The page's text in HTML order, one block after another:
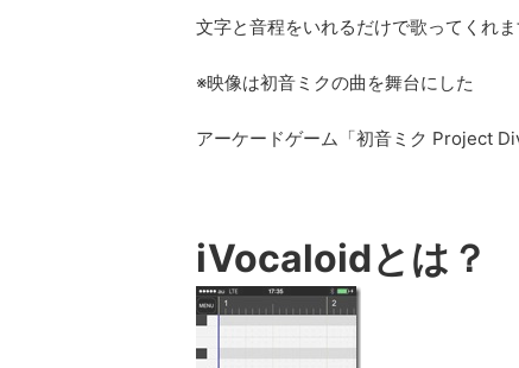
文字と音程をいれるだけで歌ってくれま
※映像は初音ミクの曲を舞台にした
アーケードゲーム「初音ミク Project
iVocaloidとは？